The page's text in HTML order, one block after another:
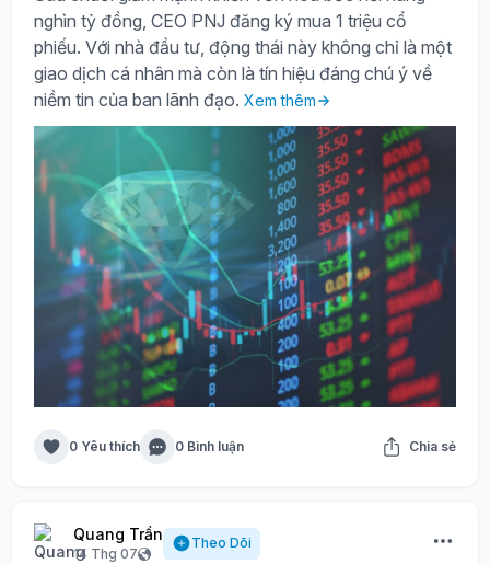
nghìn tỷ đồng, CEO PNJ đăng ký mua 1 triệu cổ
phiếu. Với nhà đầu tư, động thái này không chỉ là một
giao dịch cá nhân mà còn là tín hiệu đáng chú ý về
niềm tin của ban lãnh đạo. Xem thêm
0 Yêu thích 0 Bình luận Chia sẻ
Quang Trần
14 Thg 07
Theo Dõi